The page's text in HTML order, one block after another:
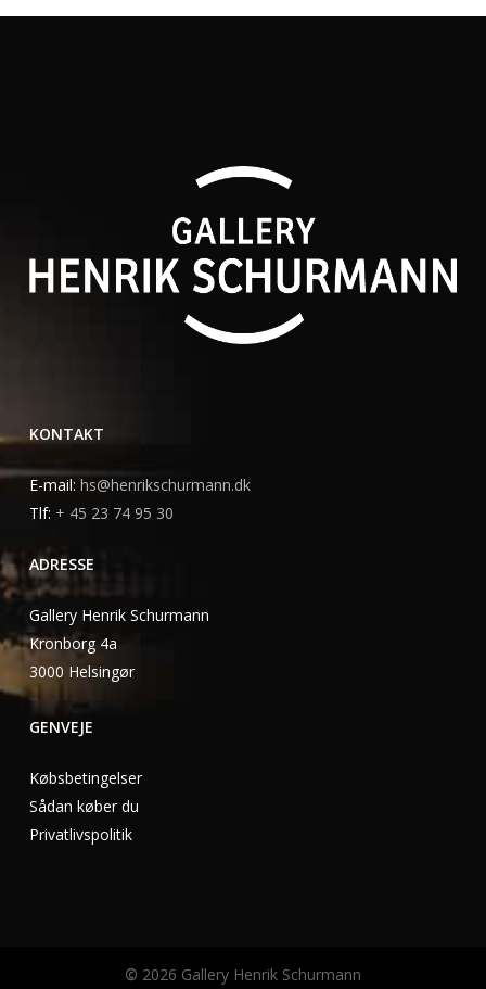
KONTAKT
E-mail: hs@henrikschurmann.dk
Tlf: + 45 23 74 95 30
ADRESSE
Gallery Henrik Schurmann
Kronborg 4a
3000 Helsingør
GENVEJE
Købsbetingelser
Sådan køber du
Privatlivspolitik
© 2026 Gallery Henrik Schurmann